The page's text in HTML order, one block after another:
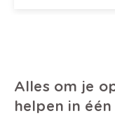
Alles om je
helpen in één